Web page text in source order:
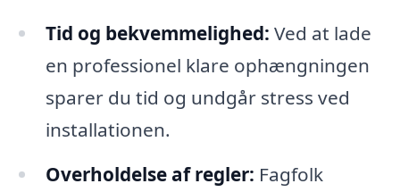
Tid og bekvemmelighed: Ved at lade
en professionel klare ophængningen
sparer du tid og undgår stress ved
installationen.
Overholdelse af regler: Fagfolk